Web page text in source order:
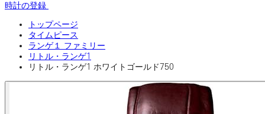
時計の登録
トップページ
タイムピース
ランゲ１ ファミリー
リトル・ランゲ1
リトル・ランゲ1 ホワイトゴールド750